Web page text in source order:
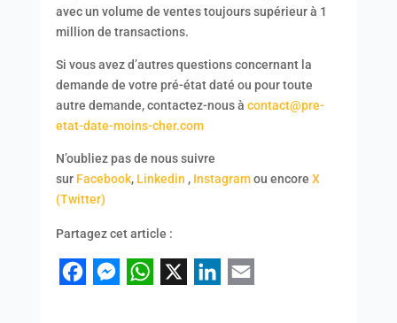
avec un volume de ventes toujours supérieur à 1
million de transactions.
Si vous avez d’autres questions concernant la
demande de votre pré-état daté ou pour toute
autre demande, contactez-nous à contact@pre-
etat-date-moins-cher.com
N’oubliez pas de nous suivre
sur Facebook, Linkedin , Instagramou encore X
(Twitter)
Partagez cet article :
FacebookMessengerWhatsApp LinkedIn